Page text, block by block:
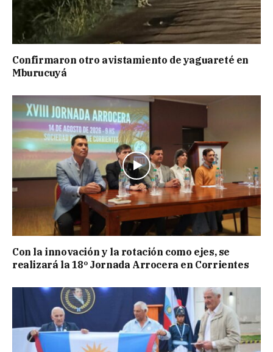
Confirmaron otro avistamiento de yaguareté en
Mburucuyá
Con la innovación y la rotación como ejes, se
realizará la 18º Jornada Arrocera en Corrientes